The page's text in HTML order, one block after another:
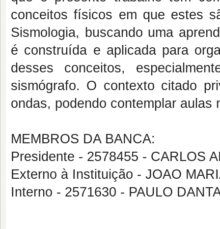
conceitos físicos em que estes
Sismologia, buscando uma
é construída e aplicada para
desses conceitos,
sismógrafo. O contexto citado
ondas, podendo contemplar aulas
MEMBROS DA BANCA:
Presidente - 2578455 - CARLOS
Externo à Instituição - JOAO
Interno - 2571630 - PAULO